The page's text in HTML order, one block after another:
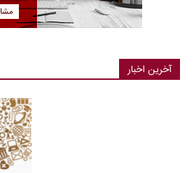
آخرین اخبار